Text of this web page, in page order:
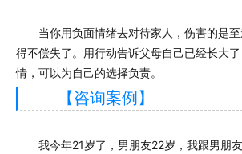
当你用负面情绪去对待家人，伤害的是至
得不偿失了。用行动告诉父母自己已经长大
情，可以为自己的选择负责。
【咨询案例】
我今年21岁了，男朋友22岁，我跟男朋